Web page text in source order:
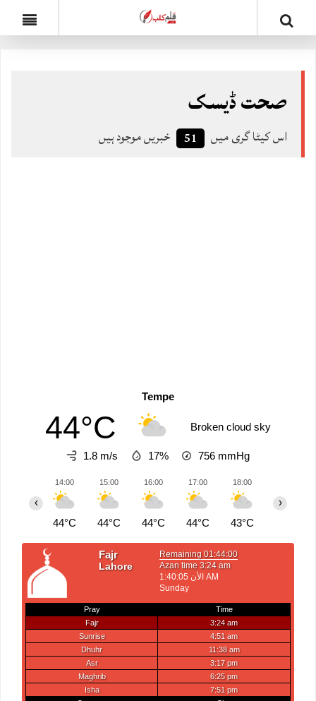
صحت ڈیسک
اس کیٹا گری میں 51 خبریں موجود ہیں
Tempe
44°C Broken cloud sky
1.8 m/s 17% 756 mmHg
14:00
44°C
15:00
44°C
16:00
44°C
17:00
44°C
18:00
43°C
‹ ›